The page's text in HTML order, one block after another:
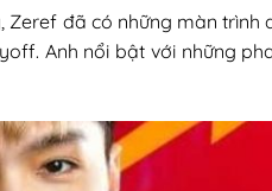
Zeref đã có những màn trình
Anh nổi bật với những